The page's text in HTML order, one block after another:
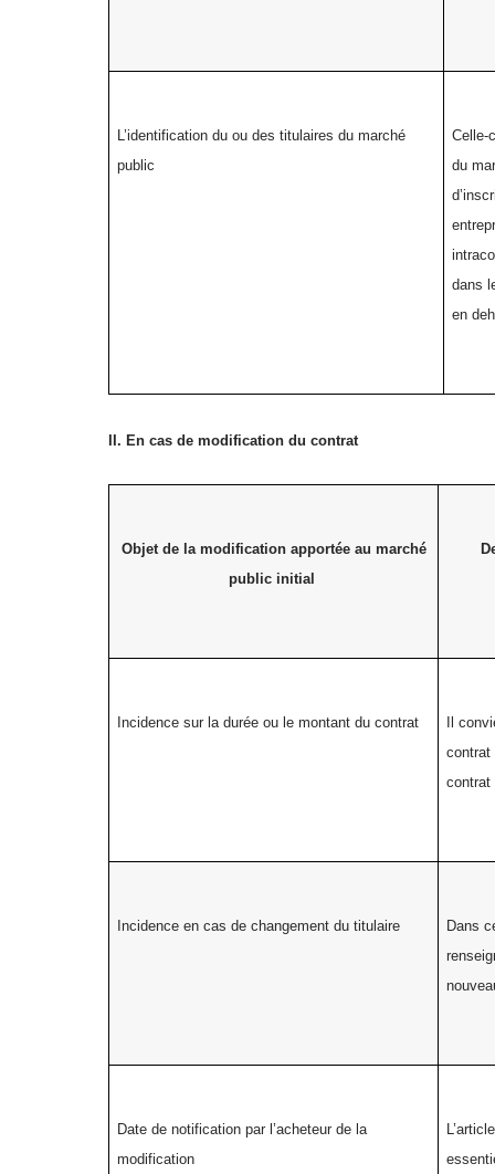
L’identification du ou des titulaires du marché
public
Celle-
du
dans
en
II. En cas de modification du contrat
Objet de la modification apportée au marché
public initial
Incidence sur la durée ou le montant du contrat
Il
contrat
contrat
Incidence en cas de changement du titulaire
Dans
Date de notification par l’acheteur de la
modification